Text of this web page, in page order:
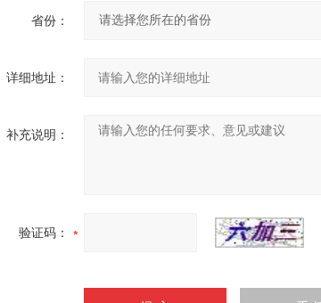
省份：
详细地址：
补充说明：
验证码：